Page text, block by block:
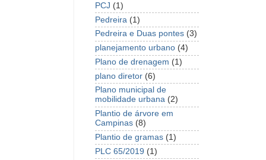
PCJ (1)
Pedreira (1)
Pedreira e Duas pontes (3)
planejamento urbano (4)
Plano de drenagem (1)
plano diretor (6)
Plano municipal de
mobilidade urbana (2)
Plantio de árvore em
Campinas (8)
Plantio de gramas (1)
PLC 65/2019 (1)